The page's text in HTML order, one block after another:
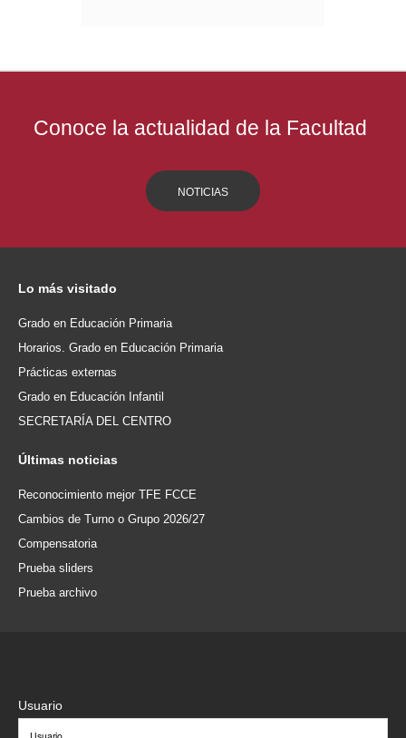
Conoce la actualidad de la Facultad
NOTICIAS
Lo más visitado
Grado en Educación Primaria
Horarios. Grado en Educación Primaria
Prácticas externas
Grado en Educación Infantil
SECRETARÍA DEL CENTRO
Últimas noticias
Reconocimiento mejor TFE FCCE
Cambios de Turno o Grupo 2026/27
Compensatoria
Prueba sliders
Prueba archivo
Usuario